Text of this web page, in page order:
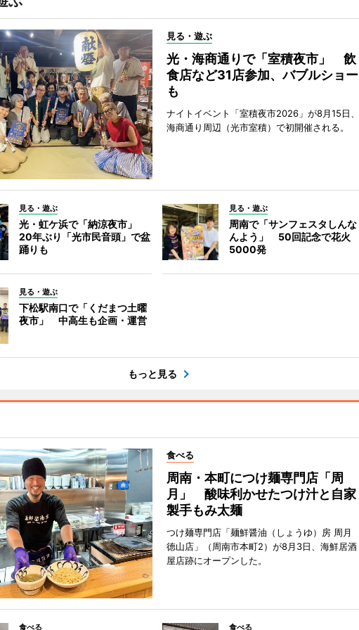
見る・遊ぶ
光・海商通りで「室積夜市」 飲
食店など31店参加、バブルショー
も
ナイトイベント「室積夜市2026」が8月15日、
海商通り周辺（光市室積）で初開催される。
見る・遊ぶ
光・虹ケ浜で「納涼夜市」
20年ぶり「光市民音頭」で盆
踊りも
見る・遊ぶ
周南で「サンフェスタしんな
んよう」 50回記念で花火
5000発
見る・遊ぶ
下松駅南口で「くだまつ土曜
夜市」 中高生も企画・運営
もっと見る
食べる
周南・本町につけ麺専門店「周
月」 酸味利かせたつけ汁と自家
製手もみ太麺
つけ麺専門店「麺鮮醤油（しょうゆ）房 周月
徳山店」（周南市本町2）が8月3日、海鮮居酒
屋店跡にオープンした。
食べる 食べる